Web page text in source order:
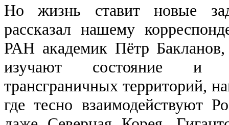
Но жизнь ставит новые
рассказал нашему
РАН академик Пётр Бакланов,
изучают состояние и
трансграничных территорий,
где тесно взаимодействуют